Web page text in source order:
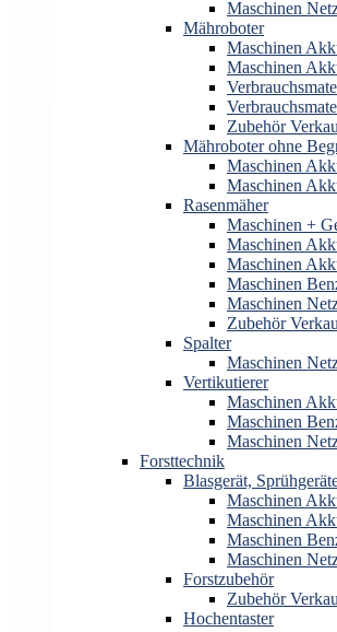
Maschinen
Mähroboter
Maschinen
Maschinen
Zubehör
Mähroboter ohne
Maschinen
Maschinen
Rasenmäher
Maschinen +
Maschinen
Maschinen
Maschinen
Maschinen
Zubehör
Spalter
Maschinen
Vertikutierer
Maschinen
Maschinen
Maschinen
Forsttechnik
Blasgerät,
Maschinen
Maschinen
Maschinen
Maschinen
Forstzubehör
Zubehör
Hochentaster